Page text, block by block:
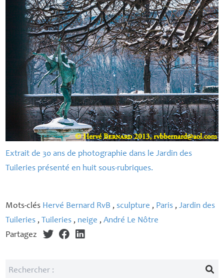
Extrait de 30 ans de photographie dans le Jardin des
Tuileries présenté en huit sous-rubriques.
Mots-clés Hervé Bernard RvB ,sculpture , Paris ,Jardin des
Tuileries , Tuileries , neige ,André Le Nôtre
Partagez